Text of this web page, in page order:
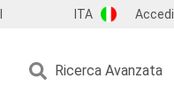
ITA Accedi
Ricerca Avanzata